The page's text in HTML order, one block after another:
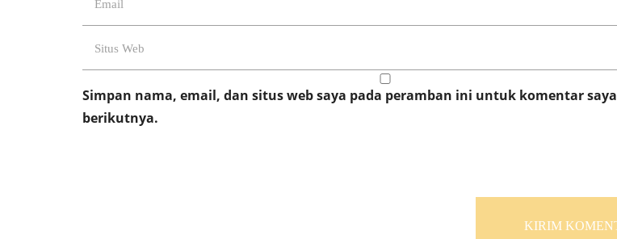
Simpan nama, email, dan situs web saya pada peramban ini untuk komentar saya
berikutnya.